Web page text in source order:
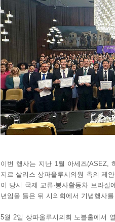
이번 행사는 지난 1월 아세즈(ASEZ,
지르 살리스 상파울루시의원 측의 제
이 당시 국제 교류·봉사활동차 브라
년임을 들은 뒤 시의회에서 기념행사
5월 2일 상파울루시의회 노블홀에서